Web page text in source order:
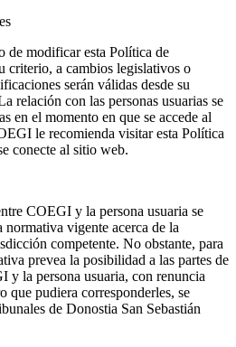
de modificar esta Política de
criterio, a cambios legislativos o
serán válidas desde su
relación con las personas usuarias se
en el momento en que se accede al
le recomienda visitar esta Política
conecte al sitio web.
COEGI y la persona usuaria se
vigente acerca de la
competente. No obstante, para
prevea la posibilidad a las partes de
y la persona usuaria, con renuncia
que pudiera corresponderles, se
de Donostia San Sebastián